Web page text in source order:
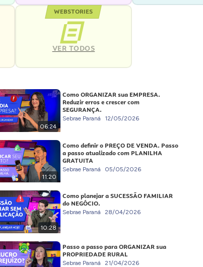
WEBSTORIES
VER TODOS
06:24
Como ORGANIZAR sua EMPRESA.
Reduzir erros e crescer com
SEGURANÇA.
Sebrae Paraná 12/05/2026
11:20
Como definir o PREÇO DE VENDA. Passo
a passo atualizado com PLANILHA
GRATUITA
Sebrae Paraná 05/05/2026
10:28
Como planejar a SUCESSÃO FAMILIAR
do NEGÓCIO.
Sebrae Paraná 28/04/2026
Passo a passo para ORGANIZAR sua
PROPRIEDADE RURAL
Sebrae Paraná 21/04/2026